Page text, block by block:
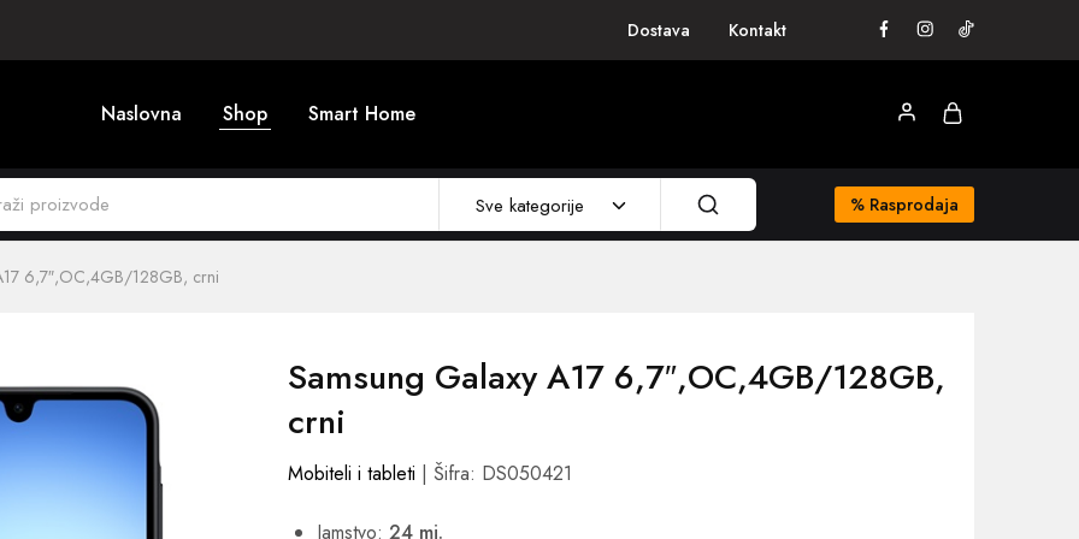
Dostava Kontakt
Naslovna Shop Smart Home
Sve kategorije % Rasprodaja
6,7″,OC,4GB/128GB, crni
Samsung Galaxy A17 6,7″,OC,4GB/128GB,
crni
Mobiteli i tableti | Šifra: DS050421
Jamstvo:24 mj.